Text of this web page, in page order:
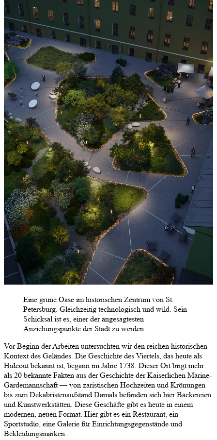
Eine grüne Oase im historischen Zentrum von St.
Petersburg. Gleichzeitig technologisch und wild. Sein
Schicksal ist es, einer der angesagtesten
Anziehungspunkte der Stadt zu werden.
Vor Beginn der Arbeiten untersuchten wir den reichen historischen
Kontext des Geländes. Die Geschichte des Viertels, das heute als
Hideout bekannt ist, begann im Jahre 1738. Dieser Ort birgt mehr
als 20 bekannte Fakten aus der Geschichte der Kaiserlichen Marine-
Gardemannschaft — von zaristischen Hochzeiten und Krönungen
bis zum Dekabristenaufstand Damals befanden sich hier Bäckereien
und Kunstwerkstätten. Diese Geschäfte gibt es heute in einem
modernen, neuen Format. Hier gibt es ein Restaurant, ein
Sportstudio, eine Galerie für Einrichtungsgegenstände und
Bekleidungsmarken.